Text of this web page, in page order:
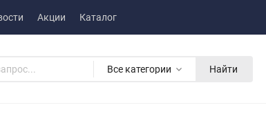
Акции Каталог
Все категории Найти